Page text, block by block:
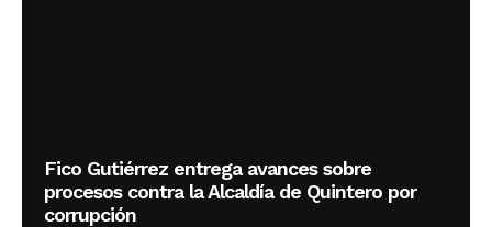
Fico Gutiérrez entrega avances sobre
procesos contra la Alcaldía de Quintero por
corrupción